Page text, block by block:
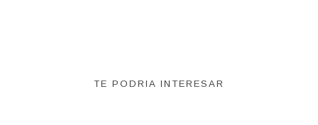
TE PODRIA INTERESAR